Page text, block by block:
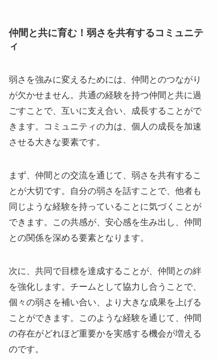
仲間と共に育む！弱さを共有するコミュニテ
ィ
弱さを強みに変えるためには、仲間とのつながり
が欠かせません。共通の経験を持つ仲間と共に過
ごすことで、互いに支え合い、成長することがで
きます。コミュニティの力は、個人の成長を加速
させる大きな要素です。
まず、仲間との交流を通じて、弱さを共有するこ
とが大切です。自分の弱さを話すことで、他者も
同じような経験を持っていることに気づくことが
できます。この共感が、安心感を生み出し、仲間
との関係を深める要素となります。
次に、共同で目標を達成することが、仲間との絆
を強化します。チームとして協力し合うことで、
個々の弱さを補い合い、より大きな成果を上げる
ことができます。このような経験を通じて、仲間
の存在がどれほど重要かを実感する機会が増える
のです。